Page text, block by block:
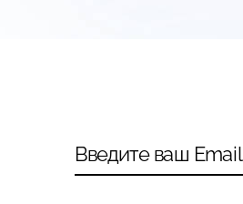
Введите ваш Email